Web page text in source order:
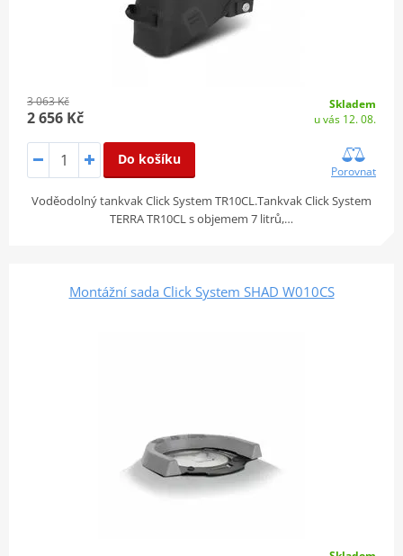
3 063 Kč
2 656 Kč
Skladem
u vás 12. 08.
Do košíku
Porovnat
Voděodolný tankvak Click System TR10CL.Tankvak Click System
TERRA TR10CL s objemem 7 litrů,…
Montážní sada Click System SHAD W010CS